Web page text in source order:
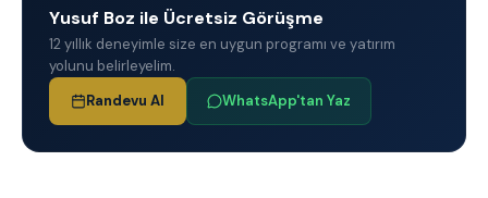
Yusuf Boz ile Ücretsiz Görüşme
12 yıllık deneyimle size en uygun programı ve yatırım
yolunu belirleyelim.
Randevu Al
WhatsApp'tan Yaz